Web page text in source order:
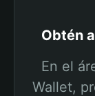
Obtén
En el
Wallet,